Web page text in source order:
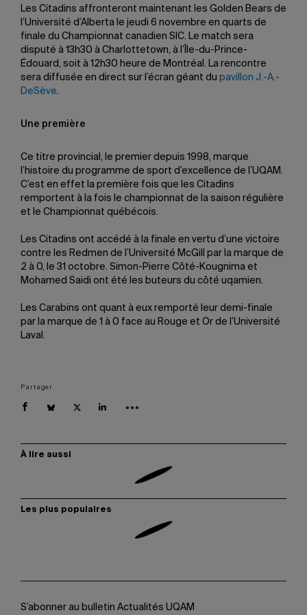
Les Citadins affronteront maintenant les Golden Bears de
l’Université d’Alberta le jeudi 6 novembre en quarts de
finale du Championnat canadien SIC. Le match sera
disputé à 13h30 à Charlottetown, à l’Île-du-Prince-
Édouard, soit à 12h30 heure de Montréal. La rencontre
sera diffusée en direct sur l’écran géant du pavillon J.-A.-
DeSève.
Une première
Ce titre provincial, le premier depuis 1998, marque
l’histoire du programme de sport d’excellence de l’UQAM.
C’est en effet la première fois que les Citadins
remportent à la fois le championnat de la saison régulière
et le Championnat québécois.
Les Citadins ont accédé à la finale en vertu d’une victoire
contre les Redmen de l’Université McGill par la marque de
2 à 0, le 31 octobre. Simon-Pierre Côté-Kougnima et
Mohamed Saidi ont été les buteurs du côté uqamien.
Les Carabins ont quant à eux remporté leur demi-finale
par la marque de 1 à 0 face au Rouge et Or de l’Université
Laval.
Partager
À lire aussi
Les plus populaires
S’abonner au bulletin Actualités UQAM